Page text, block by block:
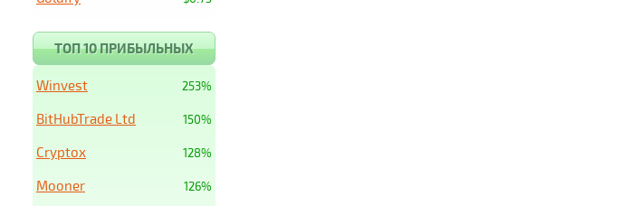
ТОП 10 ПРИБЫЛЬНЫХ
253%
Winvest
150%
BitHubTrade Ltd
128%
Cryptox
126%
Mooner